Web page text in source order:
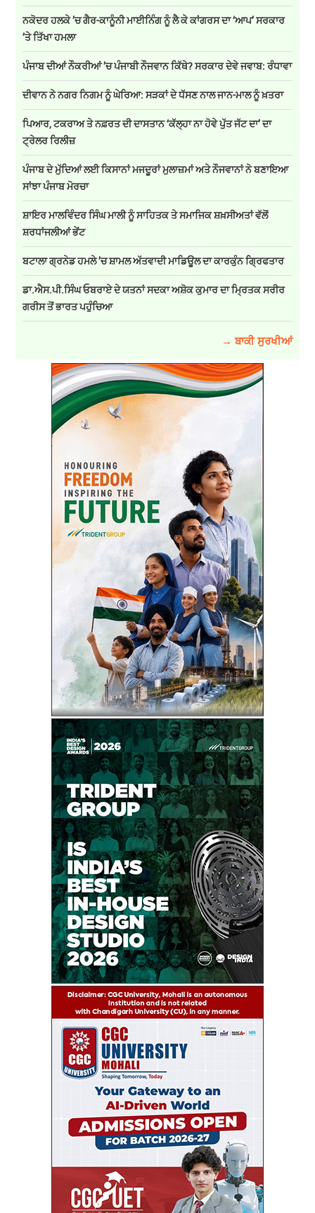
ਨਕੋਦਰ ਹਲਕੇ ’ਚ ਗੈਰ-ਕਾਨੂੰਨੀ ਮਾਈਨਿੰਗ ਨੂੰ ਲੈ ਕੇ ਕਾਂਗਰਸ ਦਾ ‘ਆਪ’ ਸਰਕਾਰ
’ਤੇ ਤਿੱਖਾ ਹਮਲਾ
ਪੰਜਾਬ ਦੀਆਂ ਨੌਕਰੀਆਂ ’ਚ ਪੰਜਾਬੀ ਨੌਜਵਾਨ ਕਿੱਥੇ? ਸਰਕਾਰ ਦੇਵੇ ਜਵਾਬ: ਰੰਧਾਵਾ
ਦੀਵਾਨ ਨੇ ਨਗਰ ਨਿਗਮ ਨੂੰ ਘੇਰਿਆ: ਸੜਕਾਂ ਦੇ ਧੱਸਣ ਨਾਲ ਜਾਨ-ਮਾਲ ਨੂੰ ਖ਼ਤਰਾ
ਪਿਆਰ, ਟਕਰਾਅ ਤੇ ਨਫ਼ਰਤ ਦੀ ਦਾਸਤਾਨ ‘ਕੱਲ੍ਹਾ ਨਾ ਹੋਵੇ ਪੁੱਤ ਜੱਟ ਦਾ’ ਦਾ
ਟ੍ਰੇਲਰ ਰਿਲੀਜ਼
ਪੰਜਾਬ ਦੇ ਮੁੱਦਿਆਂ ਲਈ ਕਿਸਾਨਾਂ ਮਜਦੂਰਾਂ ਮੁਲਾਜ਼ਮਾਂ ਅਤੇ ਨੌਜਵਾਨਾਂ ਨੇ ਬਣਾਇਆ
ਸਾਂਝਾ ਪੰਜਾਬ ਮੋਰਚਾ
ਸ਼ਾਇਰ ਮਾਲਵਿੰਦਰ ਸਿੰਘ ਮਾਲੀ ਨੂੰ ਸਾਹਿਤਕ ਤੇ ਸਮਾਜਿਕ ਸ਼ਖ਼ਸੀਅਤਾਂ ਵੱਲੋਂ
ਸ਼ਰਧਾਂਜਲੀਆਂ ਭੇਂਟ
ਬਟਾਲਾ ਗ੍ਰਨੇਡ ਹਮਲੇ ’ਚ ਸ਼ਾਮਲ ਅੱਤਵਾਦੀ ਮਾਡਿਊਲ ਦਾ ਕਾਰਕੁੰਨ ਗ੍ਰਿਫਤਾਰ
ਡਾ.ਐਸ.ਪੀ.ਸਿੰਘ ਓਬਰਾਏ ਦੇ ਯਤਨਾਂ ਸਦਕਾ ਅਸ਼ੋਕ ਕੁਮਾਰ ਦਾ ਮ੍ਰਿਤਕ ਸਰੀਰ
ਗਰੀਸ ਤੋਂ ਭਾਰਤ ਪਹੁੰਚਿਆ
→ ਬਾਕੀ ਸੁਰਖੀਆਂ